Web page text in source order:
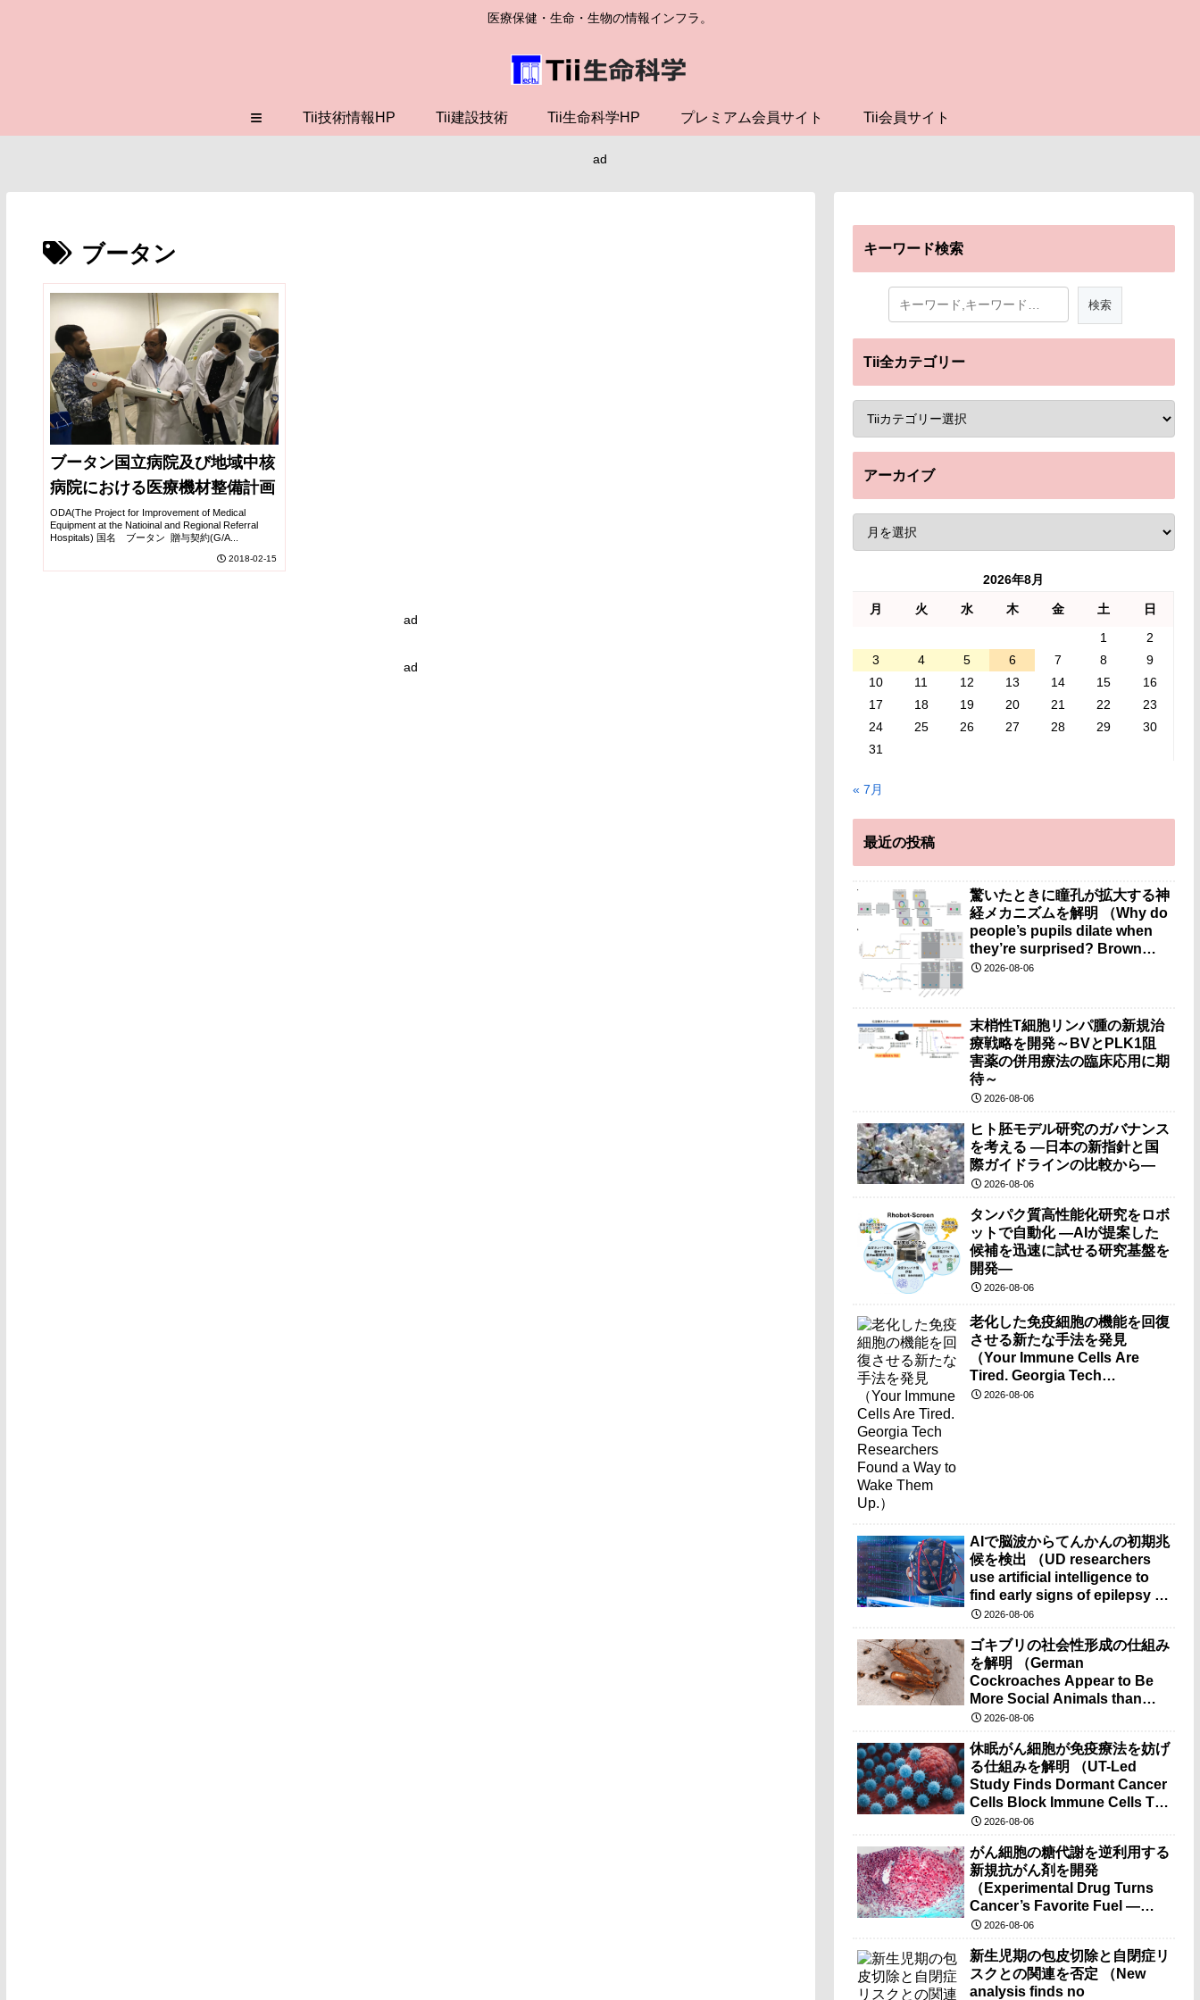
医療保健・生命・生物の情報インフラ。
≡ Tii技術情報HP Tii建設技術 Tii生命科学HP プレミアム会員サイト Tii会員サイト
ad
ブータン
ブータン国立病院及び地域中核
病院における医療機材整備計画
ODA(The Project for Improvement of Medical
Equipment at the Natioinal and Regional Referral
Hospitals) 国名 ブータン 贈与契約(G/A...
2018-02-15
ad
ad
キーワード検索
Tii全カテゴリー
アーカイブ
2026年8月
月 火 水 木 金 土
日
1
2
3
4 5 6 7 8
9
10
11 12 13 14 15
16
17
18 19 20 21 22
23
24
25 26 27 28 29
30
31
« 7月
最近の投稿
驚いたときに瞳孔が拡大する神
経メカニズムを解明 （Why do
people’s pupils dilate when
they’re surprised? Brown
researchers explain）
2026-08-06
末梢性T細胞リンパ腫の新規治
療戦略を開発～BVとPLK1阻
害薬の併用療法の臨床応用に期
待～
2026-08-06
ヒト胚モデル研究のガバナンス
を考える ―日本の新指針と国
際ガイドラインの比較から―
2026-08-06
タンパク質高性能化研究をロボ
ットで自動化 ―AIが提案した
候補を迅速に試せる研究基盤を
開発―
2026-08-06
老化した免疫細胞の機能を回復
させる新たな手法を発見
（Your Immune Cells Are
Tired. Georgia Tech
Researchers Found a Way to
2026-08-06
AIで脳波からてんかんの初期兆
候を検出 （UD researchers
use artificial intelligence to
find early signs of epilepsy in
brain-wave recordings）
2026-08-06
ゴキブリの社会性形成の仕組み
を解明 （German
Cockroaches Appear to Be
More Social Animals than
Previously Thought）
2026-08-06
休眠がん細胞が免疫療法を妨げ
る仕組みを解明 （UT-Led
Study Finds Dormant Cancer
Cells Block Immune Cells To
Disarm Immunotherapy）
2026-08-06
がん細胞の糖代謝を逆利用する
新規抗がん剤を開発
（Experimental Drug Turns
Cancer’s Favorite Fuel —
Sugar — Against It）
2026-08-06
新生児期の包皮切除と自閉症リ
スクとの関連を否定 （New
analysis finds no